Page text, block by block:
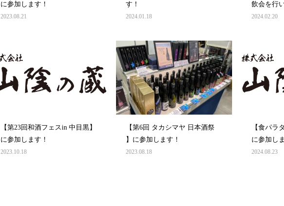
に参加します！
2023.08.21
す！
2024.01.18
飲会を行
2024.02.20
【第23回和酒フェスin 中目黒】
に参加します！
2023.10.18
【第6回 タカシマヤ 日本酒祭
】に参加します！
2023.08.18
【食パラ
に参加し
2024.08.23